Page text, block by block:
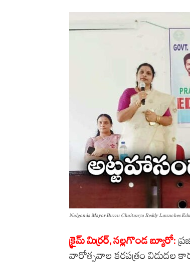
Nalgonda Mayor Burru Chaitanya Reddy Launches
క్రైమ్ మిర్రర్, నల్లగొండ బ్యూరో:
వారోత్సవాల కరపత్రం విడుదల